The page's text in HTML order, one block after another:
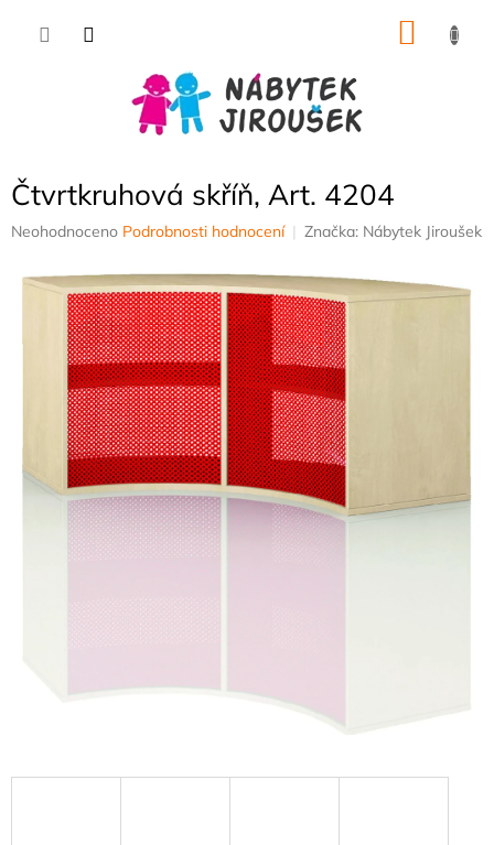
Čtvrtkruhová skříň, Art. 4204
Průměrné
produktu
hvězdiček.
Neohodnoceno Podrobnosti hodnocení Značka: Nábytek Jiroušek